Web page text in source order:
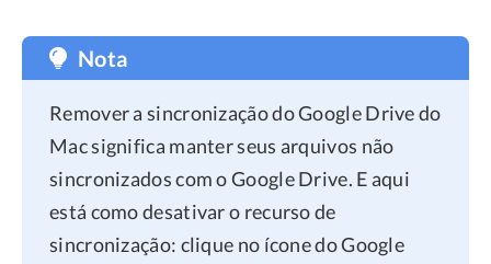
Nota
Remover a sincronização do Google Drive do
Mac significa manter seus arquivos não
sincronizados com o Google Drive. E aqui
está como desativar o recurso de
sincronização: clique no ícone do Google